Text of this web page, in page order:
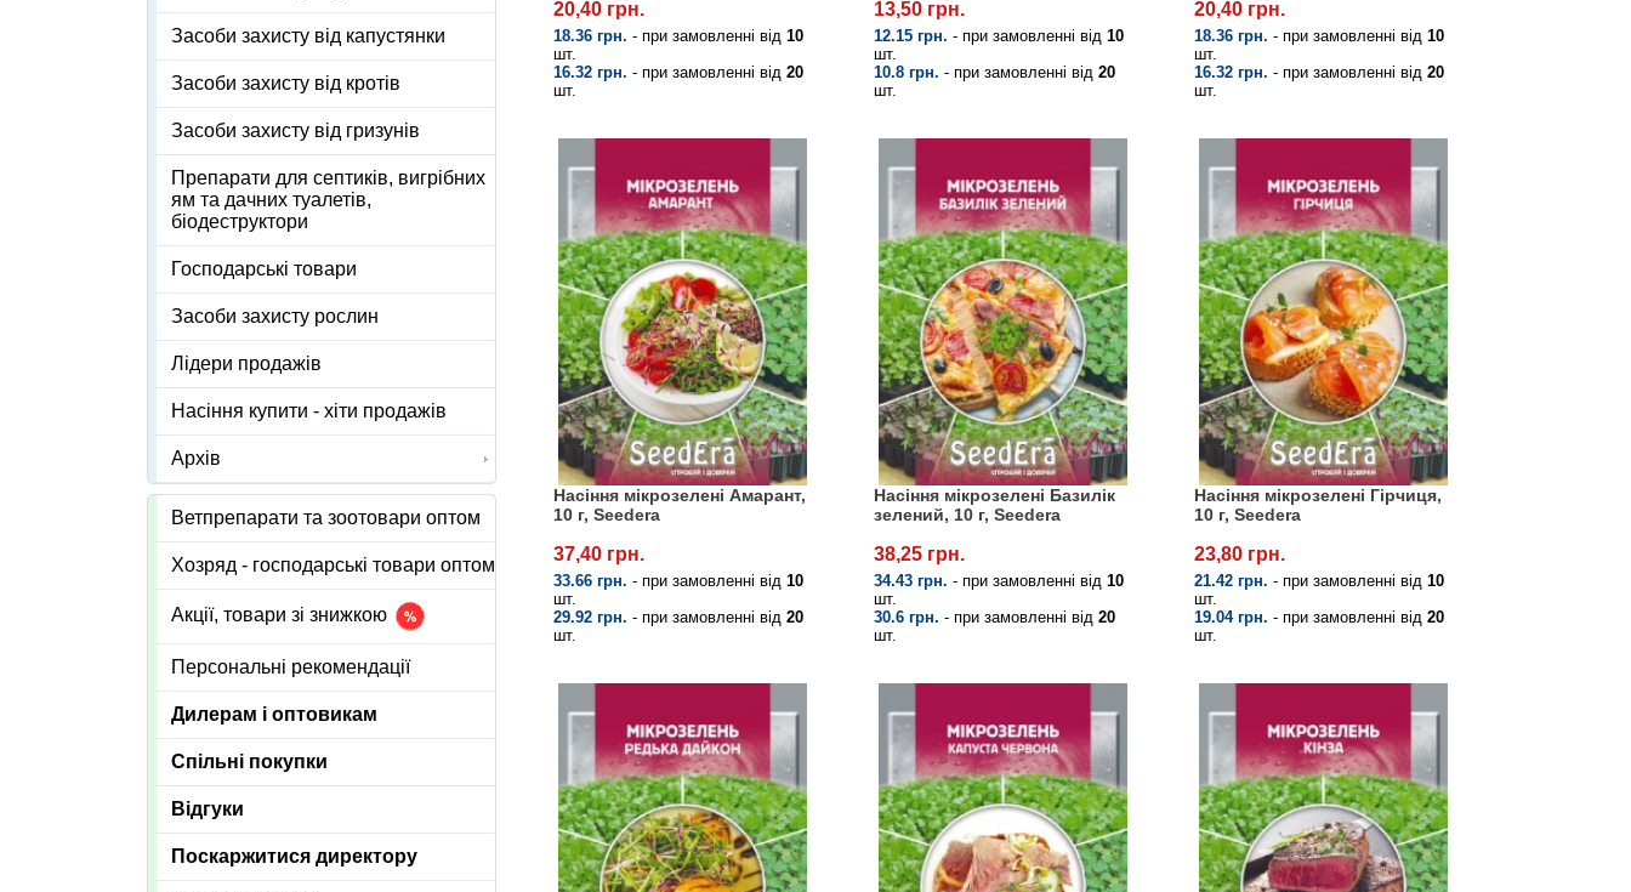
20,40 грн.
18.36 грн. - при замовленні від 10
шт.
16.32 грн. - при замовленні від 20
шт.
13,50 грн.
12.15 грн. - при замовленні від 10
шт.
10.8 грн. - при замовленні від 20
шт.
20,40 грн.
18.36 грн. - при замовленні від 10
шт.
16.32 грн. - при замовленні від 20
шт.
Насіння мікрозелені Амарант,
10 г, Seedera
37,40 грн.
33.66 грн. - при замовленні від 10
шт.
29.92 грн. - при замовленні від 20
шт.
Насіння мікрозелені Базилік
зелений, 10 г, Seedera
38,25 грн.
34.43 грн. - при замовленні від 10
шт.
30.6 грн. - при замовленні від 20
шт.
Насіння мікрозелені Гірчиця,
10 г, Seedera
23,80 грн.
21.42 грн. - при замовленні від 10
шт.
19.04 грн. - при замовленні від 20
шт.
Засоби захисту від капустянки
Засоби захисту від кротів
Засоби захисту від гризунів
Препарати для септиків, вигрібних
ям та дачних туалетів,
біодеструктори
Господарські товари
Засоби захисту рослин
Лідери продажів
Насіння купити - хіти продажів
Архів
Ветпрепарати та зоотовари оптом
Хозряд - господарські товари оптом
Акції, товари зі знижкою
Персональні рекомендації
Дилерам і оптовикам
Спільні покупки
Відгуки
Поскаржитися директору